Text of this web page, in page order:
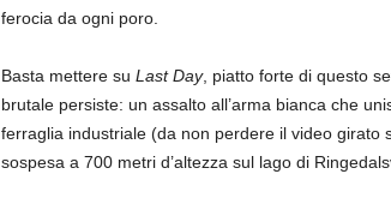
ferocia da ogni poro.
Basta mettere su Last Day, piatto forte di questo
brutale persiste: un assalto all’arma bianca che
ferraglia industriale (da non perdere il video girato
sospesa a 700 metri d’altezza sul lago di